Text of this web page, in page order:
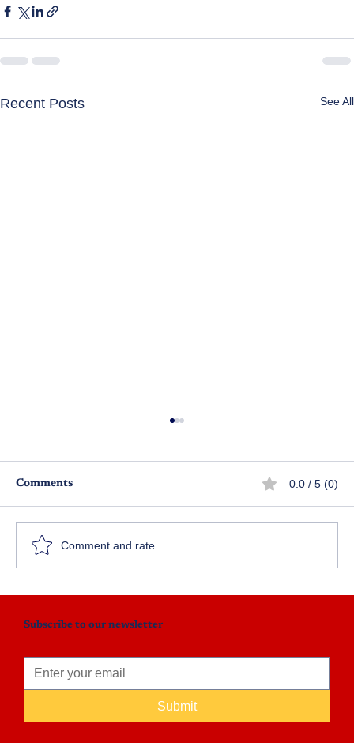
Recent Posts See All
మనో శిఖరం - పార్ట్ 13
Comments 0.0 / 5 (0)
Comment and rate...
Subscribe to our newsletter
Submit